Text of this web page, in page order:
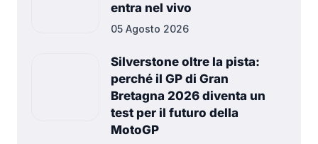
entra nel vivo
05 Agosto 2026
Silverstone oltre la pista:
perché il GP di Gran
Bretagna 2026 diventa un
test per il futuro della
MotoGP